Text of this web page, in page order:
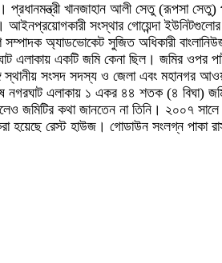
খানজাহান আলী সেতু (রূপসা সেতু)
আইনপ্রয়োগকারী সংস্থার গোয়েন্দা
অ্যাডভোকেট সুজিত অধিকারী
এলাকায় একটি জমি কেনা ছিল। জমির ওপর
সংসদ সদস্য ও জেলা এবং মহানগর
নগরঘাট এলাকায় ১ একর ৪৪ শতক (৪
জমিটির কথা জানতেন না তিনি। ২০০৭
হয়েছে রেস্ট হাউজ। গোডাউন সংলগ্ন পাকা